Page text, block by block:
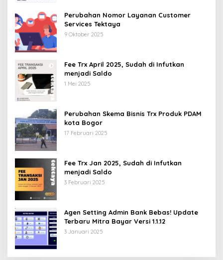
Perubahan Nomor Layanan Customer
Services Tektaya
9 Oktober 2025
Fee Trx April 2025, Sudah di Infutkan
menjadi Saldo
1 Mei 2025
Perubahan Skema Bisnis Trx Produk PDAM
kota Bogor
17 Februari 2025
Fee Trx Jan 2025, Sudah di Infutkan
menjadi Saldo
3 Februari 2025
Agen Setting Admin Bank Bebas! Update
Terbaru Mitra Bayar Versi 1.1.12
3 Januari 2025